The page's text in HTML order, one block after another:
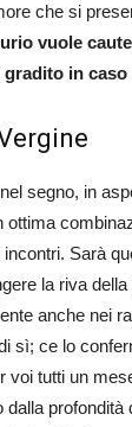
che si
vuole
in
segno, in
ottima
Sarà
la riva
anche nei
sì; ce lo
voi tutti un
profondità